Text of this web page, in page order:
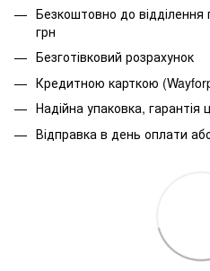
Безкоштовно до відділення
грн
Безготівковий розрахунок
Кредитною карткою
Надійна упаковка, гарантія
Відправка в день оплати